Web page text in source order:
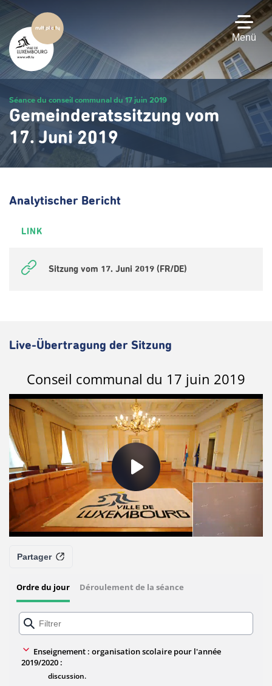
Zum
Hauptinhalt
gehen
Menü
Séance du conseil communal du 17 juin 2019
Gemeinderatssitzung vom
17. Juni 2019
Analytischer Bericht
LINK
Sitzung vom 17. Juni 2019 (FR/DE)
Live-Übertragung der Sitzung